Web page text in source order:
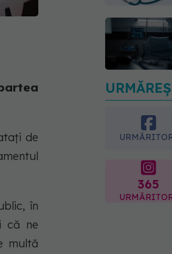
de
în
că ne
multă
365